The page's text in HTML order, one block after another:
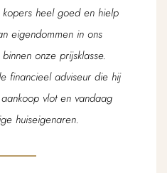
heel goed en hielp
eigendommen in ons
onze prijsklasse.
financieel adviseur die hij
vlot en vandaag
huiseigenaren.